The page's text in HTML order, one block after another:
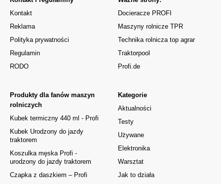
Kontakt
Reklama
Polityka prywatności
Regulamin
RODO
Kategorie
Aktualności
Testy
Używane
Elektronika
Warsztat
Jak to działa
Produkty dla fanów maszyn
rolniczych
Kubek termiczny 440 ml - Profi
Kubek Urodzony do jazdy
traktorem
Koszulka męska Profi -
urodzony do jazdy traktorem
Czapka z daszkiem – Profi
Docieracze PROFI
Maszyny rolnicze TPR
Technika rolnicza top agrar
Traktorpool
Profi.de